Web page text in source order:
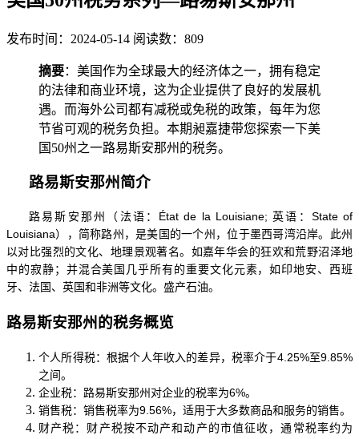
发布时间：2024-05-14 阅读数：809
摘要：美国作为全球最大的经济体之一，拥有稳定
的法律和商业环境，这为企业提供了良好的发展机
遇。而海外公司都有减税或免税的政策，每年为您
节省可观的税务负担。本期昶嘉捷带您探索一下美
国50州之一路易斯安那州的税务。
路易斯安那州简介
路易斯安那州（法语： État de la Louisiane; 英语：State of
Louisiana），简称路州，是美国的一个州，位于墨西哥湾沿岸。此州
以对比强烈的文化、地理景观著名。如嘉年华会的狂欢和荒野沼泽地
中的寂静；并混合美国几乎所有的重要文化元素，如印地安、西班
牙、法国、英国和非洲等文化。盛产石油。
路易斯安那州的税务概览
个人所得税：根据个人年收入的差异，税率介于4.25%至9.85%
之间。
企业税：路易斯安那州对企业的税率为6%。
销售税：销售税率为9.56%，适用于大多数商品和服务的销售。
财产税：财产税按不动产和动产的市值征收，通常税率约为